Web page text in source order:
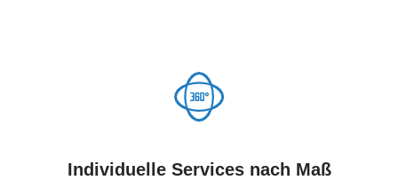
Individuelle Services nach Maß